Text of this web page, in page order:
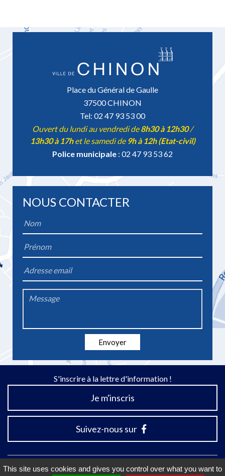
Place du Général de Gaulle
37500 CHINON
Tel: 02 47 93 53 00
Ouvert du lundi au vendredi de8h30 à 12h30/
13h30 à 17het le samedi de 9h à 12h (Etat-civil)
Police municipale : 02 47 93 53 62
NOUS CONTACTER
*
*
Envoyer
S'inscrire à la lettre d'information !
Je m'inscris
Suivez-nous sur
This site uses cookies and gives you control over what you want to